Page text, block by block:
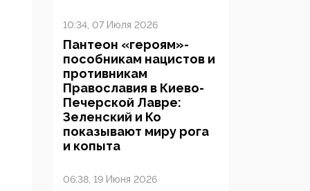
10:34, 07 Июля 2026
Пантеон «героям»-
пособникам нацистов и
противникам
Православия в Киево-
Печерской Лавре:
Зеленский и Ко
показывают миру рога
и копыта
06:38, 19 Июня 2026